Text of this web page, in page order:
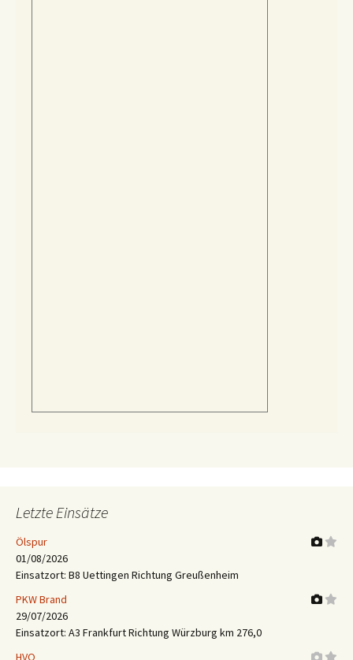
Letzte Einsätze
Ölspur
01/08/2026
Einsatzort: B8 Uettingen Richtung Greußenheim
PKW Brand
29/07/2026
Einsatzort: A3 Frankfurt Richtung Würzburg km 276,0
HVO